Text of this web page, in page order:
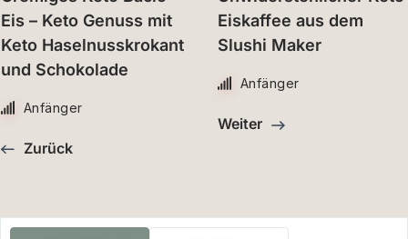
Eis – Keto Genuss mit
Keto Haselnusskrokant
und Schokolade
Anfänger
Zurück
Eiskaffee aus dem
Slushi Maker
Anfänger
Weiter